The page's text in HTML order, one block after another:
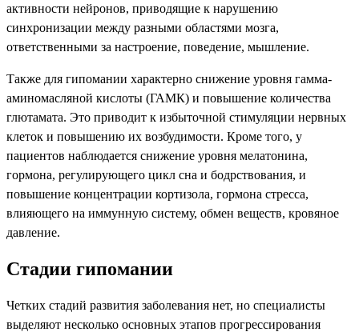
активности нейронов, приводящие к нарушению
синхронизации между разными областями мозга,
ответственными за настроение, поведение, мышление.
Также для гипомании характерно снижение уровня гамма-
аминомасляной кислоты (ГАМК) и повышение количества
глютамата. Это приводит к избыточной стимуляции нервных
клеток и повышению их возбудимости. Кроме того, у
пациентов наблюдается снижение уровня мелатонина,
гормона, регулирующего цикл сна и бодрствования, и
повышение концентрации кортизола, гормона стресса,
влияющего на иммунную систему, обмен веществ, кровяное
давление.
Стадии гипомании
Четких стадий развития заболевания нет, но специалисты
выделяют несколько основных этапов прогрессирования